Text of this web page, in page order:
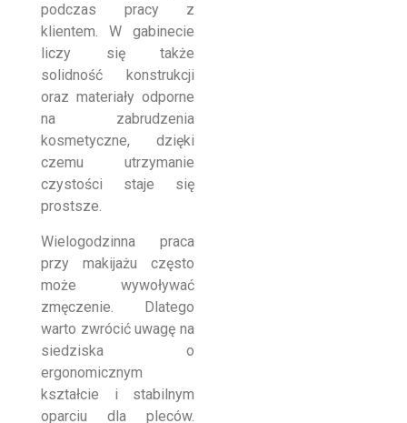
podczas pracy z
klientem. W gabinecie
liczy się także
solidność konstrukcji
oraz materiały odporne
na zabrudzenia
kosmetyczne, dzięki
czemu utrzymanie
czystości staje się
prostsze.
Wielogodzinna praca
przy makijażu często
może wywoływać
zmęczenie. Dlatego
warto zwrócić uwagę na
siedziska o
ergonomicznym
kształcie i stabilnym
oparciu dla pleców.